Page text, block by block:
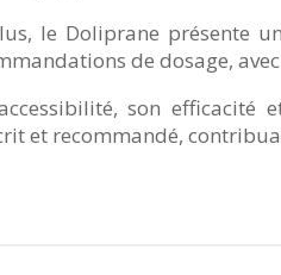
le Doliprane présente un
de dosage,
son efficacité
et recommandé,